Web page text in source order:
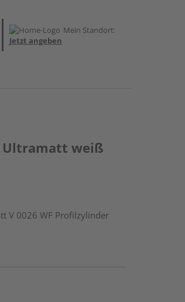
Mein Standort:
Jetzt angeben
Ultramatt weiß
V 0026 WF Profilzylinder